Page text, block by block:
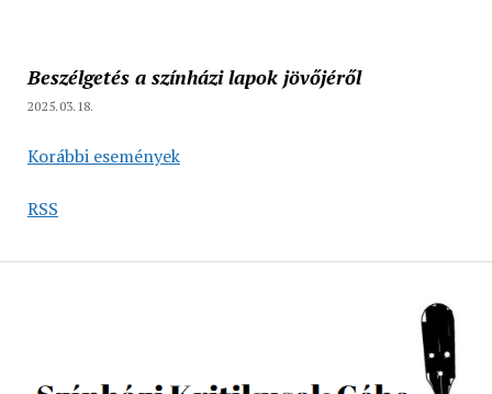
Beszélgetés a színházi lapok jövőjéről
2025.03.18.
Korábbi események
RSS